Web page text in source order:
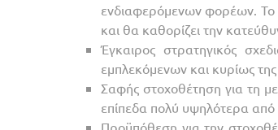
ενδιαφερόμενων φορέων. Το
και θα καθορίζει την
Έγκαιρος στρατηγικός
εμπλεκόμενων και κυρίως
Σαφής στοχοθέτηση για τη
επίπεδα πολύ υψηλότερα από
Προϋπόθεση για την